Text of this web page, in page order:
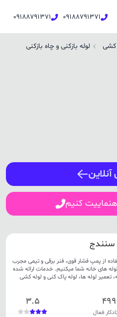
09188791371
09188791371
کشی لوله بازکنی و چاه بازکنی
کنیم
ورود
سنندج
از پمپ فشار قوی، فنر برقی و تیمی مجرب
های خانه شما میکنیم. خدمات ارائه شده
تعمیر لوله ها، لوله پاک کنی و لوله کشی
499
فعال
3.5